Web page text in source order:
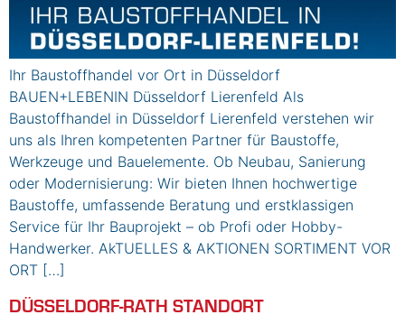
Ihr Baustoffhandel vor Ort in Düsseldorf
BAUEN+LEBENIN Düsseldorf Lierenfeld Als
Baustoffhandel in Düsseldorf Lierenfeld verstehen wir
uns als Ihren kompetenten Partner für Baustoffe,
Werkzeuge und Bauelemente. Ob Neubau, Sanierung
oder Modernisierung: Wir bieten Ihnen hochwertige
Baustoffe, umfassende Beratung und erstklassigen
Service für Ihr Bauprojekt – ob Profi oder Hobby-
Handwerker. AkTUELLES & AKTIONEN SORTIMENT VOR
ORT […]
DÜSSELDORF-RATH STANDORT